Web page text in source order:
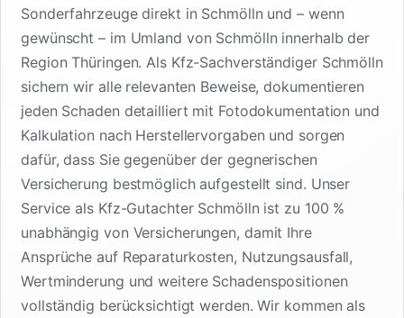
Sonderfahrzeuge direkt in Schmölln und – wenn
gewünscht – im Umland von Schmölln innerhalb der
Region Thüringen. Als Kfz-Sachverständiger Schmölln
sichern wir alle relevanten Beweise, dokumentieren
jeden Schaden detailliert mit Fotodokumentation und
Kalkulation nach Herstellervorgaben und sorgen
dafür, dass Sie gegenüber der gegnerischen
Versicherung bestmöglich aufgestellt sind. Unser
Service als Kfz-Gutachter Schmölln ist zu 100 %
unabhängig von Versicherungen, damit Ihre
Ansprüche auf Reparaturkosten, Nutzungsausfall,
Wertminderung und weitere Schadenspositionen
vollständig berücksichtigt werden. Wir kommen als